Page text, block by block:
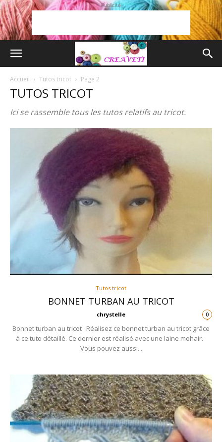
Publicité
Accueil Tutos tricot Page 2
TUTOS TRICOT
Ici se rassemble tous les tutos relatifs au tricot.
Tutos tricot
BONNET TURBAN AU TRICOT
chrystelle 0
Bonnet turban au tricot Réalisez ce bonnet turban au tricot grâce
à ce tuto détaillé. Ce dernier est réalisé avec une laine mohair.
Vous pouvez aussi...